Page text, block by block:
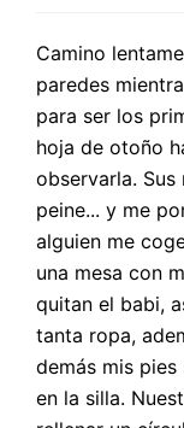
Camino
paredes
para ser los
hoja de otoño
observarla. Sus
peine... y me
alguien me
una mesa con
quitan el babi,
tanta ropa,
demás mis pies
en la silla.